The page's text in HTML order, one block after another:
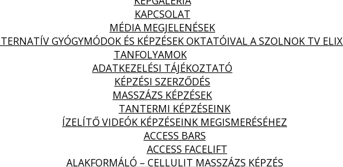
KAPCSOLAT
MÉDIA MEGJELENÉSEK
GYÓGYMÓDOK ÉS KÉPZÉSEK OKTATÓIVAL A SZOLNOK TV
TANFOLYAMOK
ADATKEZELÉSI TÁJÉKOZTATÓ
KÉPZÉSI SZERZŐDÉS
MASSZÁZS KÉPZÉSEK
TANTERMI KÉPZÉSEINK
ÍZELÍTŐ VIDEÓK KÉPZÉSEINK MEGISMERÉSÉHEZ
ACCESS BARS
ACCESS FACELIFT
ALAKFORMÁLÓ – CELLULIT MASSZÁZS KÉPZÉS